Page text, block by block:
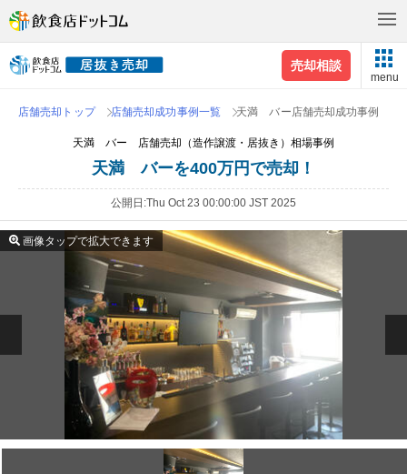
売却相談
menu
店舗売却トップ 店舗売却成功事例一覧 天満 バー店舗売却成功事例
天満 バー 店舗売却（造作譲渡・居抜き）相場事例
天満 バーを400万円で売却！
公開日 Thu Oct 23 00:00:00 JST 2025
画像タップで拡大できます